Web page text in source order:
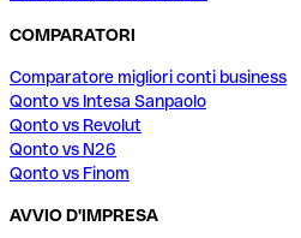
COMPARATORI
Comparatore migliori conti business
Qonto vs Intesa Sanpaolo
Qonto vs Revolut
Qonto vs N26
Qonto vs Finom
AVVIO D'IMPRESA